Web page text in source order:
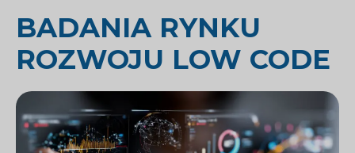
BADANIA RYNKU
ROZWOJU LOW CODE